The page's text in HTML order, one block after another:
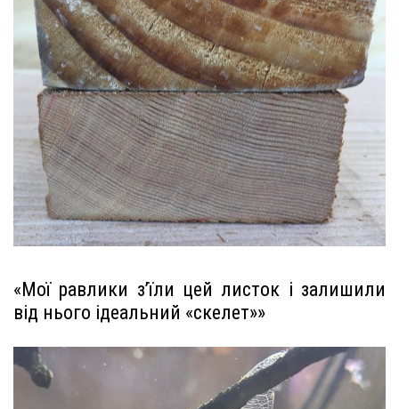
«Мої равлики з’їли цей листок і залишили
від нього ідеальний «скелет»»